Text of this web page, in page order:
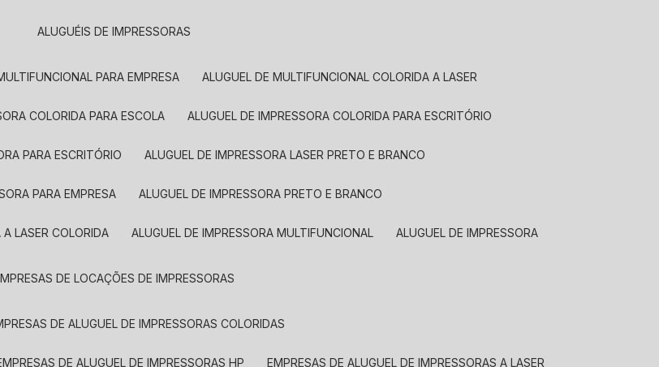
ALUGUÉIS DE IMPRESSORAS
PARA EMPRESA ALUGUEL DE MULTIFUNCIONAL COLORIDA A LASER
COLORIDA PARA ESCOLA ALUGUEL DE IMPRESSORA COLORIDA PARA ESCRITÓRIO
PARA ESCRITÓRIO ALUGUEL DE IMPRESSORA LASER PRETO E BRANCO
PARA EMPRESA ALUGUEL DE IMPRESSORA PRETO E BRANCO
A LASER COLORIDA ALUGUEL DE IMPRESSORA MULTIFUNCIONAL ALUGUEL DE IMPRESSORA
EMPRESAS DE LOCAÇÕES DE IMPRESSORAS
DE ALUGUEL DE IMPRESSORAS COLORIDAS
EMPRESAS DE ALUGUEL DE IMPRESSORAS HP EMPRESAS DE ALUGUEL DE IMPRESSORAS A LASER